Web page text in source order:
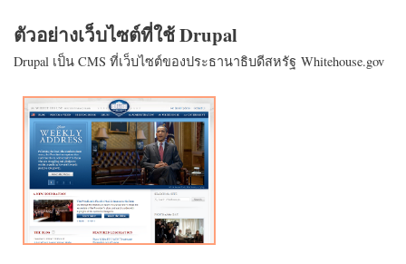
ตัวอย่างเว็บไซต์ที่ใช้ Drupal
Drupal เป็น CMS ที่เว็บไซต์ของประธานาธิบดีสหรัฐ Whitehouse.gov